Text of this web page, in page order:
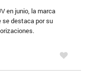
en junio, la marca
se destaca por su